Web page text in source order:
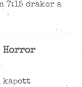
7:15 órakor a
Horror
kapott